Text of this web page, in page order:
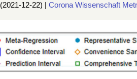
(2021-12-22) |Corona Wissenschaft